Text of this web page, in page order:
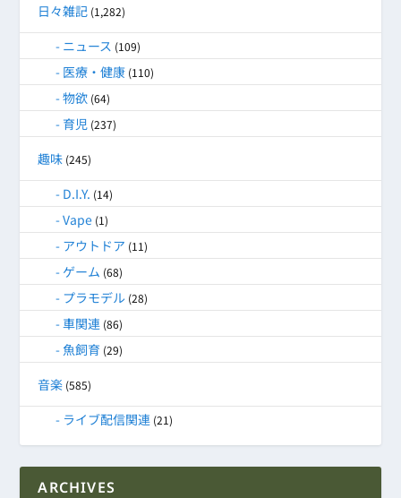
日々雑記 (1,282)
ニュース (109)
医療・健康 (110)
物欲 (64)
育児 (237)
趣味 (245)
D.I.Y. (14)
Vape (1)
アウトドア (11)
ゲーム (68)
プラモデル (28)
車関連 (86)
魚飼育 (29)
音楽 (585)
ライブ配信関連 (21)
ARCHIVES